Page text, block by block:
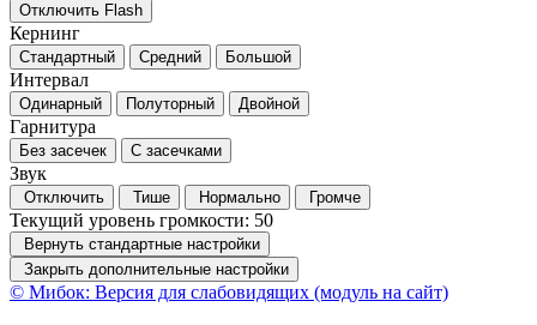
Отключить Flash
Кернинг
Стандартный Средний Большой
Интервал
Одинарный Полуторный Двойной
Гарнитура
Без засечек С засечками
Звук
Отключить Тише Нормально Громче
Текущий уровень громкости: 50
Вернуть стандартные настройки
Закрыть дополнительные настройки
© Мибок: Версия для слабовидящих (модуль на сайт)